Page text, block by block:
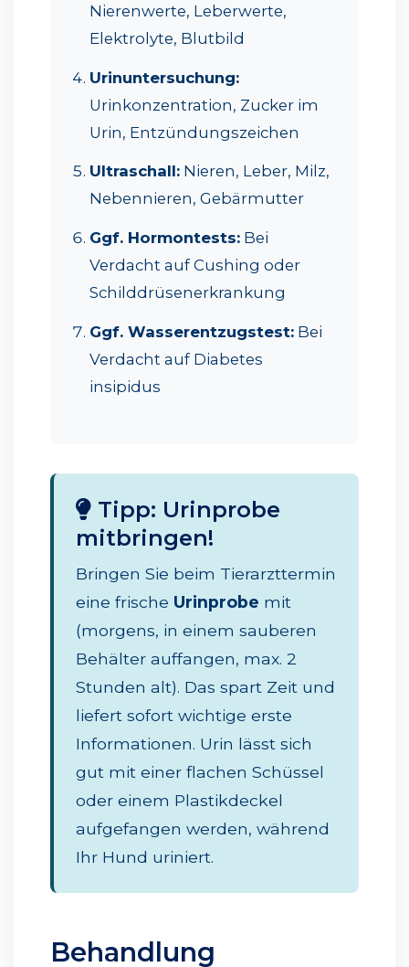
Nierenwerte, Leberwerte,
Elektrolyte, Blutbild
Urinuntersuchung:
Urinkonzentration, Zucker im
Urin, Entzündungszeichen
Ultraschall: Nieren, Leber, Milz,
Nebennieren, Gebärmutter
Ggf. Hormontests: Bei
Verdacht auf Cushing oder
Schilddrüsenerkrankung
Ggf. Wasserentzugstest: Bei
Verdacht auf Diabetes
insipidus
Tipp: Urinprobe
mitbringen!
Bringen Sie beim Tierarzttermin
eine frische Urinprobe mit
(morgens, in einem sauberen
Behälter auffangen, max. 2
Stunden alt). Das spart Zeit und
liefert sofort wichtige erste
Informationen. Urin lässt sich
gut mit einer flachen Schüssel
oder einem Plastikdeckel
aufgefangen werden, während
Ihr Hund uriniert.
Behandlung